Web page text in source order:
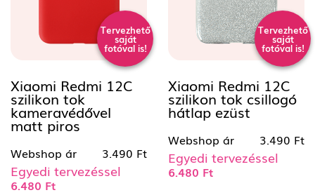
Tervezhető
saját
fotóval is!
Xiaomi Redmi 12C
szilikon tok
kameravédővel
matt piros
Webshop ár 3.490 Ft
Egyedi tervezéssel
6.480 Ft
Tervezhető
saját
fotóval is!
Xiaomi Redmi 12C
szilikon tok csillogó
hátlap ezüst
Webshop ár 3.490 Ft
Egyedi tervezéssel
6.480 Ft